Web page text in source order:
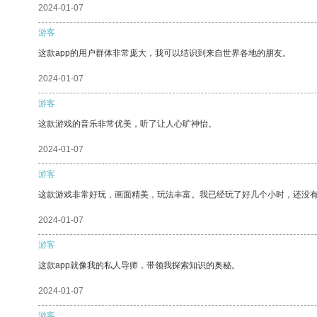
2024-01-07
游客
这款app的用户群体非常庞大，我可以结识到来自世界各地的朋友。
2024-01-07
游客
这款游戏的音乐非常优美，听了让人心旷神怡。
2024-01-07
游客
这款游戏非常好玩，画面精美，玩法丰富。我已经玩了好几个小时，还没
2024-01-07
游客
这款app就像我的私人导师，带领我探索知识的奥秘。
2024-01-07